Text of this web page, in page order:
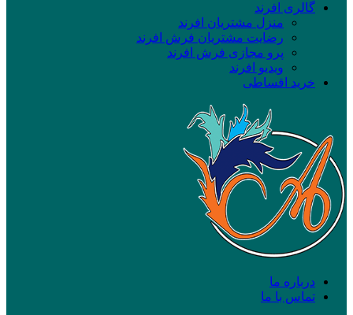
گالری افرند
منزل مشتریان افرند
رضایت مشتریان فرش افرند
پرو مجازی فرش افرند
ویدیو افرند
خرید اقساطی
درباره ما
تماس با ما